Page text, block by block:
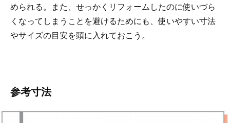
められる。また、せっかくリフォームしたのに使いづら
くなってしまうことを避けるためにも、使いやすい寸法
やサイズの目安を頭に入れておこう。
参考寸法